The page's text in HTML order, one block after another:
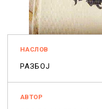
НАСЛОВ
РАЗБОЈ
АВТОР